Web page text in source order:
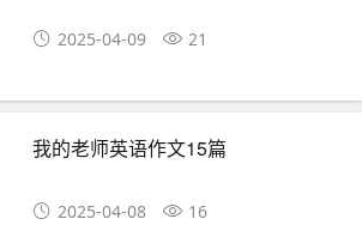
2025-04-09 21
我的老师英语作文15篇
2025-04-08 16